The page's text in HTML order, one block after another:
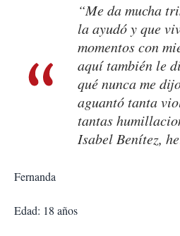
“Me da mucha
la ayudó y que
momentos con
aquí también le
qué nunca me
aguantó tanta
tantas
Isabel Benítez,
Fernanda
Edad: 18 años